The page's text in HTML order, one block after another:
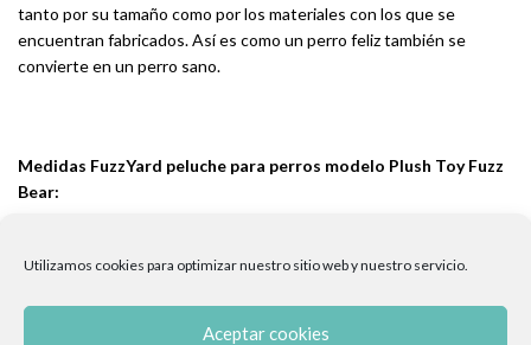
Utilizamos cookies para optimizar nuestro sitio web y nuestro servicio.
Aceptar cookies
tanto por su tamaño como por los materiales con los que se
encuentran fabricados. Así es como un perro feliz también se
convierte en un perro sano.
Medidas FuzzYard peluche para perros modelo Plush Toy Fuzz
Bear: